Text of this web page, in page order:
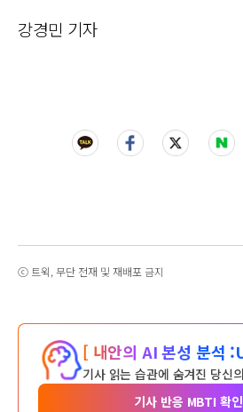
강경민 기자
ⓒ 트윅, 무단 전재 및 재배포 금지
[ 내안의 AI 본성 분석 :
기사 읽는 습관에 숨겨진 당신
기사 반응 MBTI 확인